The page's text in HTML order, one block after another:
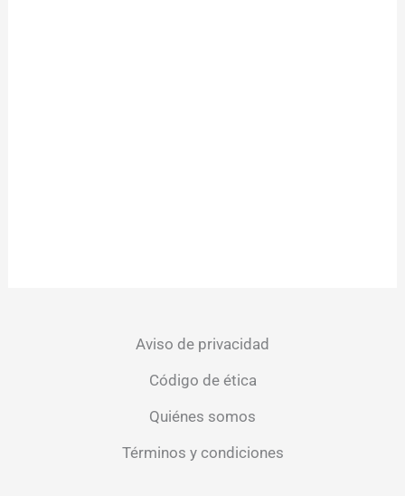
Aviso de privacidad
Código de ética
Quiénes somos
Términos y condiciones